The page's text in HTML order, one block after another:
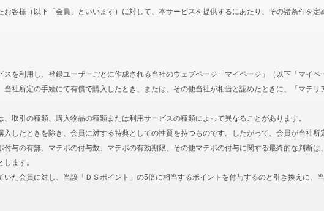
客様（以下「会員」といいます）に対して、本サービスを提供するにあたり、その諸条件を定
を利用し、登録ユーザーごとに作成される当社のウェブページ「マイページ」（以下「マイペ
社所定の手続にて有償で購入したとき、または、その他当社が相当と認めたときに、「マテリ
取引の種類、購入物品の種類または利用サービスの種類によって異なることがあります。
したときを除き、会員に対する特典としての性質を持つものです。したがって、会員が当社所
与の有無、マテポの付与数、マテポの有効期限、その他マテポの付与に関する最終的な判断は
ます。
た会員に対し、当該「ＤＳポイント」の5倍に相当するポイントを付与するのと引き換えに、